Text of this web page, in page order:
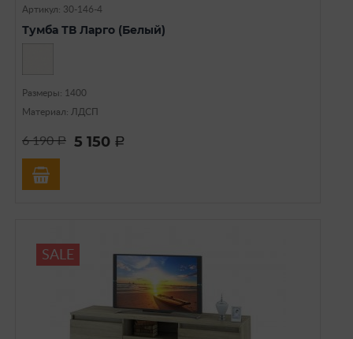
Артикул: 30-146-4
Тумба ТВ Ларго (Белый)
Размеры: 1400
Материал: ЛДСП
6 190a 5 150 a
SALE